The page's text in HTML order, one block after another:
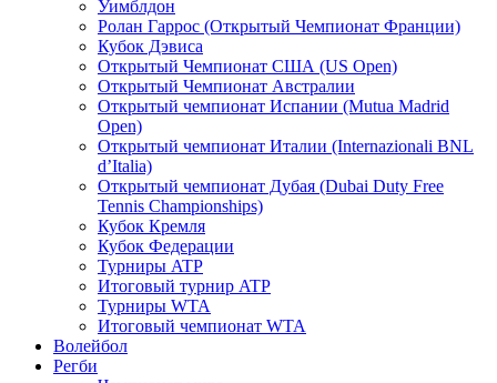
Уимблдон
Ролан Гаррос (Открытый Чемпионат Франции)
Кубок Дэвиса
Открытый Чемпионат США (US Open)
Открытый Чемпионат Австралии
Открытый чемпионат Испании (Mutua Madrid
Open)
Открытый чемпионат Италии (Internazionali BNL
d’Italia)
Открытый чемпионат Дубая (Dubai Duty Free
Tennis Championships)
Кубок Кремля
Кубок Федерации
Турниры ATP
Итоговый турнир ATP
Турниры WTA
Итоговый чемпионат WTA
Волейбол
Регби